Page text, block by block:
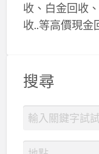
收、白金回收
收..等高價現金
搜尋